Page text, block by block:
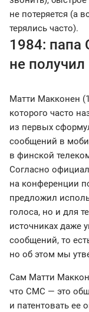
не потеряется (а
терялись часто).
1984:
не получил
Матти Макконен
которого часто
из первых
сообщений в
в финской
Согласно
на конференции
предложил
голоса, но и для
источниках даже
сообщений, то
но об этом мы
Сам Матти
что СМС — это
и патентовать ее